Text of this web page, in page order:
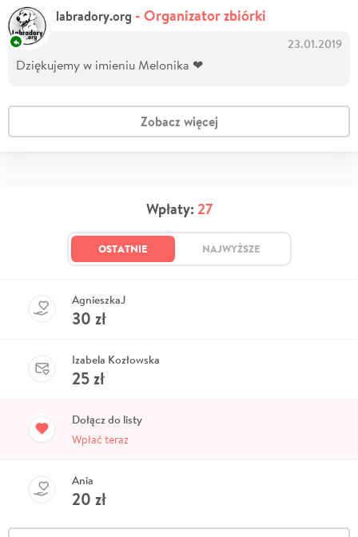
labradory.org - Organizator zbiórki
23.01.2019
Dziękujemy w imieniu Melonika ❤
Zobacz więcej
Wpłaty: 27
OSTATNIE NAJWYŻSZE
AgnieszkaJ
30 zł
Izabela Kozłowska
25zł
Dołącz do listy
Wpłać teraz
Ania
20 zł